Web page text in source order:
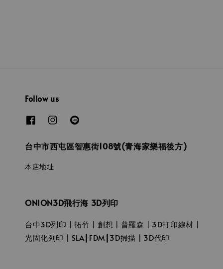
Follow us
台中市西屯區智惠街108號(青海家樂福後方)
本店地址
ONION3D飛行海 3D列印
台中3D列印┃拓竹┃創想┃普羅森┃3D打印線材┃
光固化列印┃SLA┃FDM┃3D掃描┃3D代印